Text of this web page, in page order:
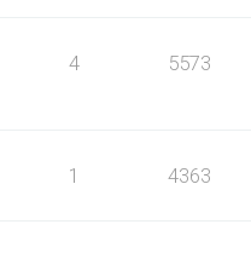
4 5573
1 4363